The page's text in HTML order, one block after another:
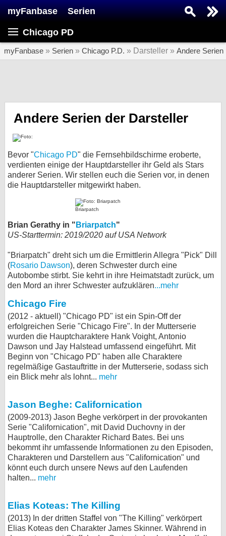
myFanbase Serien
Chicago PD
myFanbase » Serien » Chicago P.D. » Darsteller » Andere Serien
Andere Serien der Darsteller
Bevor "Chicago PD" die Fernsehbildschirme eroberte,
verdienten einige der Hauptdarsteller ihr Geld als Stars
anderer Serien. Wir stellen euch die Serien vor, in denen
die Hauptdarsteller mitgewirkt haben.
Briarpatch
Brian Gerathy in " Briarpatch"
US-Starttermin: 2019/2020 auf USA Network
"Briarpatch" dreht sich um die Ermittlerin Allegra "Pick" Dill
(Rosario Dawson), deren Schwester durch eine
Autobombe stirbt. Sie kehrt in ihre Heimatstadt zurück, um
den Mord an ihrer Schwester aufzuklären...mehr
Chicago Fire
(2012 - aktuell) "Chicago PD" ist ein Spin-Off der
erfolgreichen Serie "Chicago Fire". In der Mutterserie
wurden die Hauptcharaktere Hank Voight, Antonio
Dawson und Jay Halstead umfassend eingeführt. Mit
Beginn von "Chicago PD" haben alle Charaktere
regelmäßige Gastauftritte in der Mutterserie, sodass sich
ein Blick mehr als lohnt... mehr
Jason Beghe: Californication
(2009-2013) Jason Beghe verkörpert in der provokanten
Serie "Californication", mit David Duchovny in der
Hauptrolle, den Charakter Richard Bates. Bei uns
bekommt ihr umfassende Informationen zu den Episoden,
Charakteren und Darstellern aus "Californication" und
könnt euch durch unsere News auf den Laufenden
halten... mehr
Elias Koteas: The Killing
(2013) In der dritten Staffel von "The Killing" verkörpert
Elias Koteas den Charakter James Skinner. Während in
SERIEN
Specials
SERVICE
bei X
bei Facebook
Nutzungsbedingungen
Datenschutz
Cookie-Einstellungen
Impressum
Desktop-Ansicht